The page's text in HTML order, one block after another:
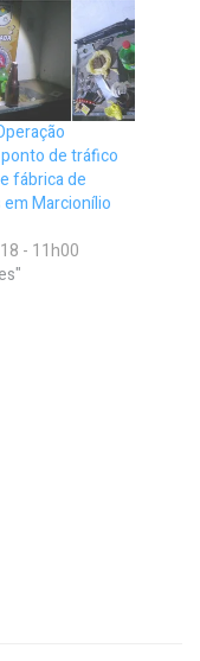
de tráfico
fábrica de
Marcionílio
- 11h00